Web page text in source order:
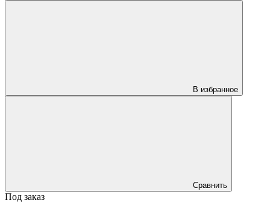
В избранное
Сравнить
Под заказ